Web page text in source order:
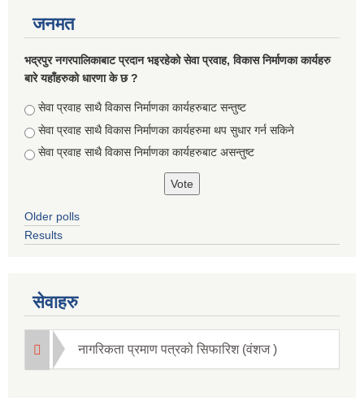
जनमत
भद्रपुर नगरपालिकाबाट प्रदान भइरहेको सेवा प्रवाह, विकास निर्माणका कार्यहरु
बारे यहाँहरुको धारणा के छ ?
Choices
सेवा प्रवाह साथै विकास निर्माणका कार्यहरुबाट सन्तुष्ट
सेवा प्रवाह साथै विकास निर्माणका कार्यहरुमा थप सुधार गर्न सकिने
सेवा प्रवाह साथै विकास निर्माणका कार्यहरुबाट असन्तुष्ट
Older polls
Results
सेवाहरु
नागरिकता प्रमाण पत्रको सिफारिश (वंशज )